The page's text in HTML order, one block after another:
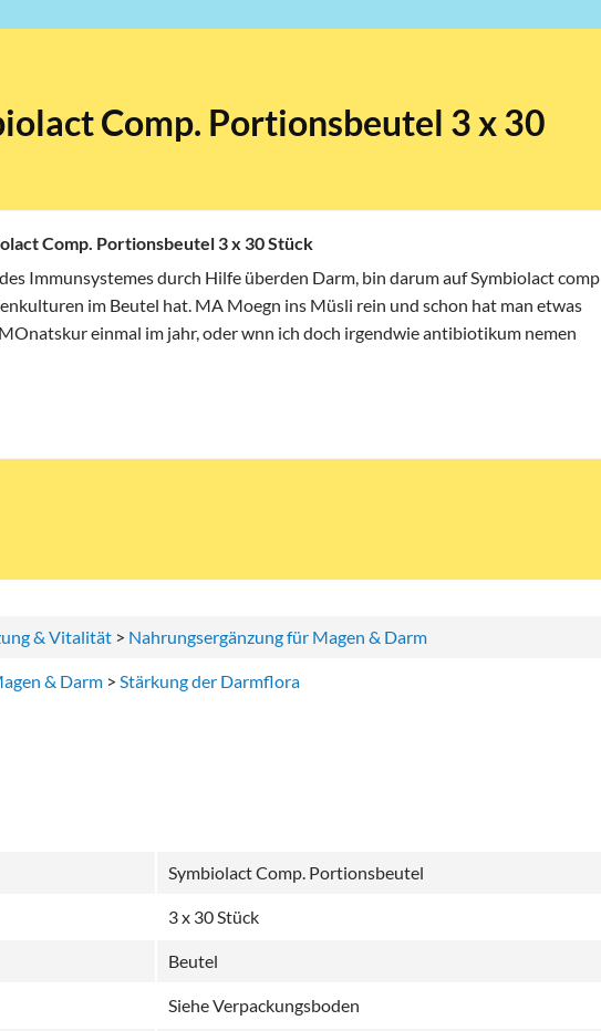
Comp. Portionsbeutel 3 x 30
Comp. Portionsbeutel 3 x 30 Stück
Immunsystemes durch Hilfe überden Darm, bin darum auf Symbiolact comp
im Beutel hat. MA Moegn ins Müsli rein und schon hat man etwas
einmal im jahr, oder wnn ich doch irgendwie antibiotikum nemen
& Vitalität > Nahrungsergänzung für Magen & Darm
& Darm > Stärkung der Darmflora
Symbiolact Comp. Portionsbeutel
3 x 30 Stück
Beutel
Siehe Verpackungsboden